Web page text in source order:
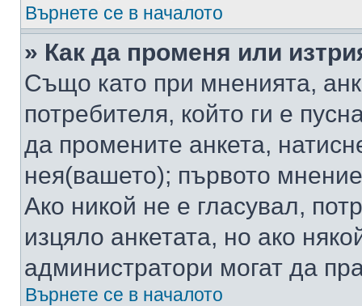
Върнете се в началото
» Как да променя или
Също като при мненията,
потребителя, който ги е
да промените анкета,
нея(вашето); първото
Ако никой не е гласувал,
изцяло анкетата, но ако
администратори могат да
Върнете се в началото